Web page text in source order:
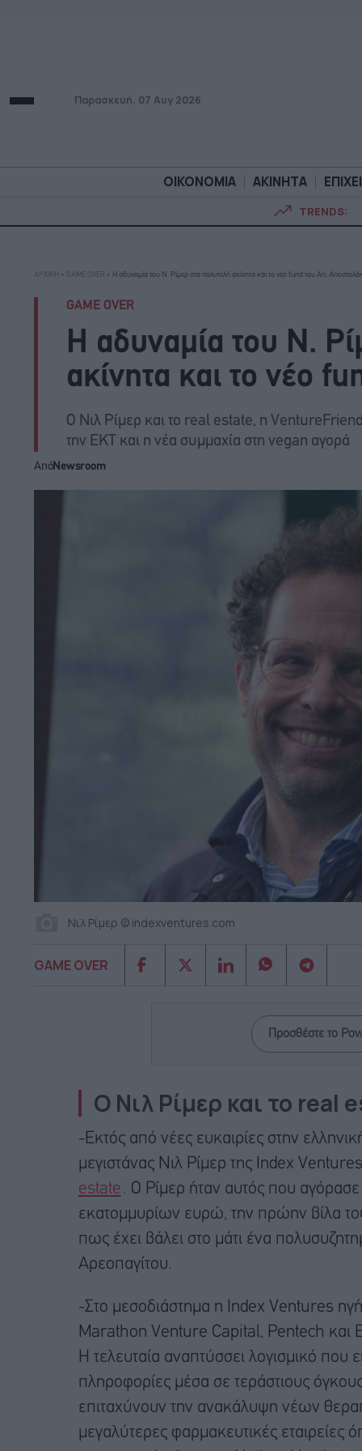
Παρασκευή, 07 Αυγ 2026
ΟΙΚΟΝΟΜΙΑ ΑΚΙΝΗΤΑ
TRENDS:
ΟΙΚΟΝΟΜΙΑ ΑΚΙΝΗΤΑ
ΑΡΧΙΚΗ » GAME OVER » H αδυναμία του Ν. Ρίμερ στα πολυτελή ακίνητα και το νέο fund του Απ.
GAME OVER
H αδυναμία του Ν.
ακίνητα και το νέο
Ο Νιλ Ρίμερ και το real estate, η
την ΕΚΤ και η νέα συμμαχία στη vegan αγορά
ΑπόNewsroom
Νιλ Ρίμερ © indexventures.com
GAME OVER
Προσθέστε το
Ο Νιλ Ρίμερ και το real
-Εκτός από νέες ευκαιρίες στην
μεγιστάνας Νιλ Ρίμερ της Index
estate . Ο Ρίμερ ήταν αυτός που
εκατομμυρίων ευρώ, την πρώην βίλα
πως έχει βάλει στο μάτι ένα
Αρεοπαγίτου.
-Στο μεσοδιάστημα η Index Ventures
Marathon Venture Capital, Pentech και
Η τελευταία αναπτύσσει λογισμικό που
πληροφορίες μέσα σε τεράστιους
επιταχύνουν την ανακάλυψη νέων
μεγαλύτερες φαρμακευτικές